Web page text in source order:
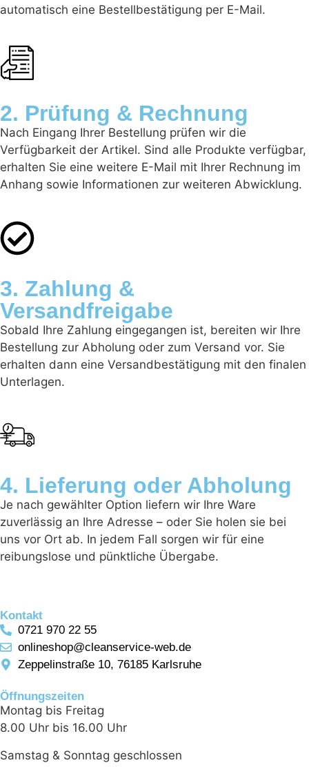
automatisch eine Bestellbestätigung per E-Mail.
2. Prüfung & Rechnung
Nach Eingang Ihrer Bestellung prüfen wir die
Verfügbarkeit der Artikel. Sind alle Produkte verfügbar,
erhalten Sie eine weitere E-Mail mit Ihrer Rechnung im
Anhang sowie Informationen zur weiteren Abwicklung.
3. Zahlung &
Versandfreigabe
Sobald Ihre Zahlung eingegangen ist, bereiten wir Ihre
Bestellung zur Abholung oder zum Versand vor. Sie
erhalten dann eine Versandbestätigung mit den finalen
Unterlagen.
4. Lieferung oder Abholung
Je nach gewählter Option liefern wir Ihre Ware
zuverlässig an Ihre Adresse – oder Sie holen sie bei
uns vor Ort ab. In jedem Fall sorgen wir für eine
reibungslose und pünktliche Übergabe.
Kontakt
0721 970 22 55
onlineshop@cleanservice-web.de
Zeppelinstraße 10, 76185 Karlsruhe
Öffnungszeiten
Montag bis Freitag
8.00 Uhr bis 16.00 Uhr
Samstag & Sonntag geschlossen